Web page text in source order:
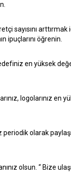
sayısını arttırmak
ipuçlarını öğrenin.
en yüksek
logolarınız en
periodik olarak
olsun. “ Bize